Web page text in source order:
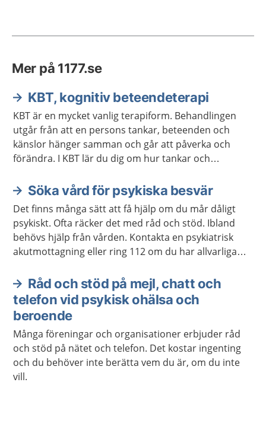
Mer på 1177.se
KBT, kognitiv beteendeterapi
KBT är en mycket vanlig terapiform. Behandlingen
utgår från att en persons tankar, beteenden och
känslor hänger samman och går att påverka och
förändra. I KBT lär du dig om hur tankar och
Söka vård för psykiska besvär
Det finns många sätt att få hjälp om du mår dåligt
psykiskt. Ofta räcker det med råd och stöd. Ibland
behövs hjälp från vården. Kontakta en psykiatrisk
akutmottagning eller ring 112 om du har allvarliga
Råd och stöd på mejl, chatt och
telefon vid psykisk ohälsa och
beroende
Många föreningar och organisationer erbjuder råd
och stöd på nätet och telefon. Det kostar ingenting
och du behöver inte berätta vem du är, om du inte
vill.